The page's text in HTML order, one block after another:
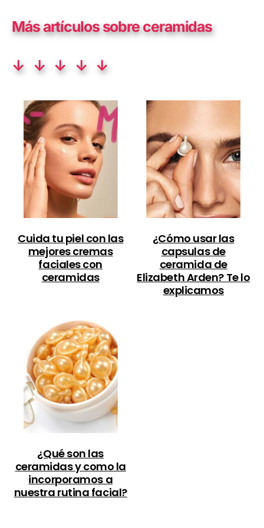
Más artículos sobreceramidas
↓ ↓ ↓ ↓ ↓
Cuida tu piel con las
mejores cremas
faciales con
ceramidas
¿Cómo usar las
capsulas de
ceramida de
Elizabeth Arden? Te lo
explicamos
¿Qué son las
ceramidas y como la
incorporamos a
nuestra rutina facial?